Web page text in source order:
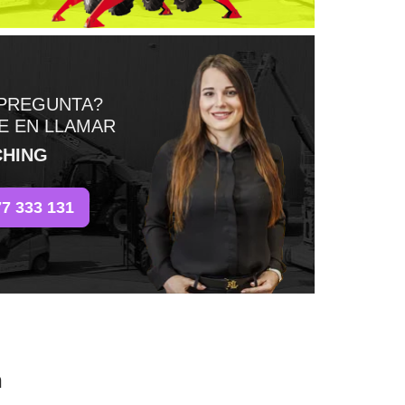
EN LLAMAR
333 131